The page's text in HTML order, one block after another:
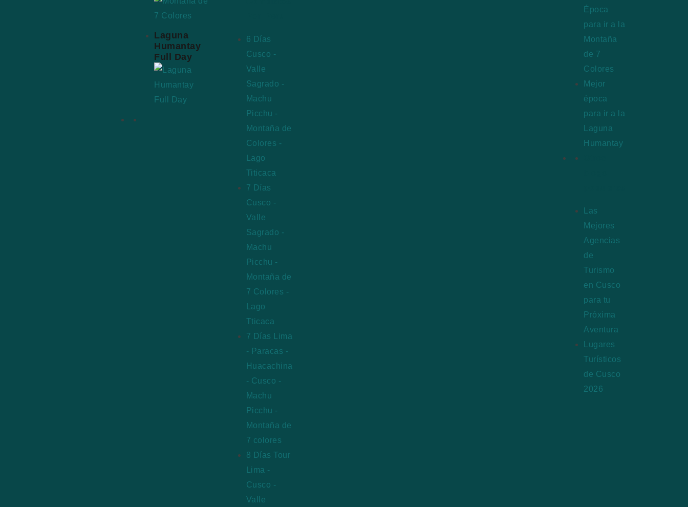
Laguna
Humantay
Full Day
6 Días
Cusco -
Valle
Sagrado -
Machu
Picchu -
Montaña de
Colores -
Lago
Titicaca
7 Días
Cusco -
Valle
Sagrado -
Machu
Picchu -
Montaña de
7 Colores -
Lago
Tticaca
7 Días Lima
- Paracas -
Huacachina
- Cusco -
Machu
Picchu -
Montaña de
7 colores
8 Días Tour
Lima -
Cusco -
Valle
Época
para ir a la
Montaña
de 7
Colores
Mejor
época
para ir a la
Laguna
Humantay
Las
Mejores
Agencias
de
Turismo
en Cusco
para tu
Próxima
Aventura
Lugares
Turísticos
de Cusco
2026